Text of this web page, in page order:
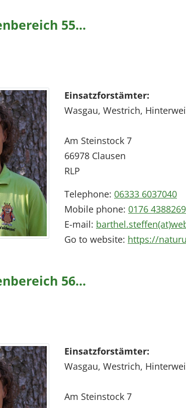
55...
Einsatzforstämter:
Wasgau, Westrich,
Am Steinstock 7
66978 Clausen
RLP
Telephone: 06333 6037040
Mobile phone: 0176
E-mail:
Go to website: https://
56...
Einsatzforstämter:
Wasgau, Westrich,
Am Steinstock 7